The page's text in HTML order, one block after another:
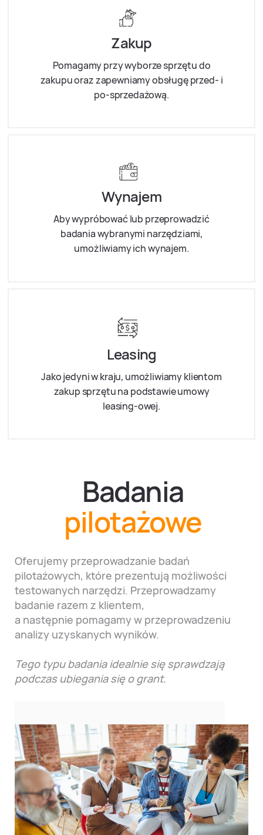
Zakup
Pomagamy przy wyborze sprzętu do
zakupu oraz zapewniamy obsługę przed- i
po-sprzedażową.
Wynajem
Aby wypróbować lub przeprowadzić
badania wybranymi narzędziami,
umożliwiamy ich wynajem.
Leasing
Jako jedyni w kraju, umożliwiamy klientom
zakup sprzętu na podstawie umowy
leasing-owej.
Badania
pilotażowe
Oferujemy przeprowadzanie badań
pilotażowych, które prezentują możliwości
testowanych narzędzi. Przeprowadzamy
badanie razem z klientem,
a następnie pomagamy w przeprowadzeniu
analizy uzyskanych wyników.
Tego typu badania idealnie się sprawdzają
podczas ubiegania się o grant.